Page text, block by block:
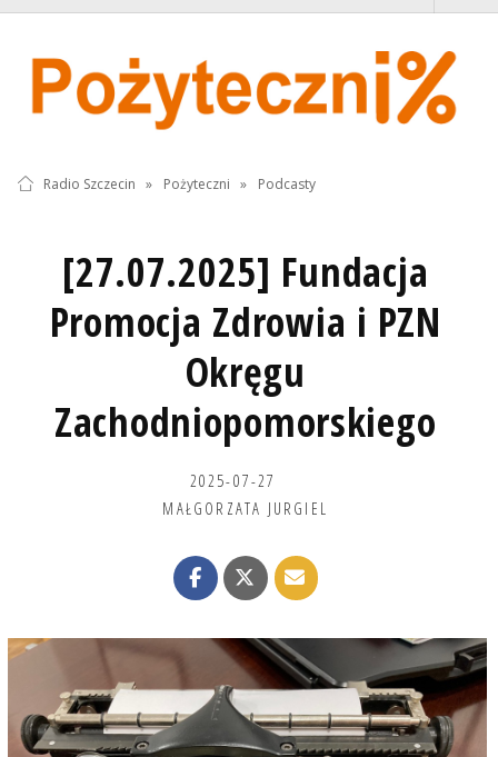
Radio Szczecin » Pożyteczni » Podcasty
[27.07.2025] Fundacja
Promocja Zdrowia i PZN
Okręgu
Zachodniopomorskiego
2025-07-27
MAŁGORZATA JURGIEL